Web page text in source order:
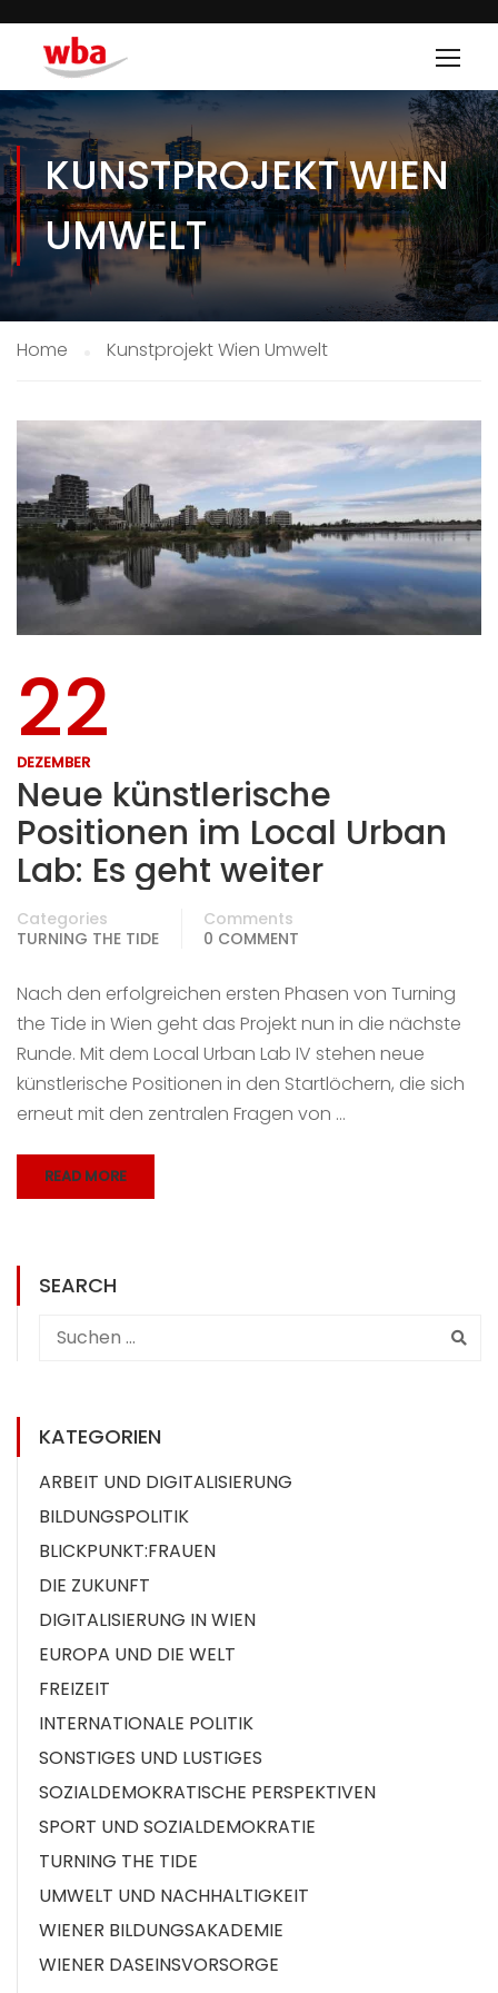
KUNSTPROJEKT WIEN
UMWELT
Home Kunstprojekt Wien Umwelt
22
DEZEMBER
Neue künstlerische
Positionen im Local Urban
Lab: Es geht weiter
Categories
TURNING THE TIDE
Comments
0 COMMENT
Nach den erfolgreichen ersten Phasen von Turning
the Tide in Wien geht das Projekt nun in die nächste
Runde. Mit dem Local Urban Lab IV stehen neue
künstlerische Positionen in den Startlöchern, die sich
erneut mit den zentralen Fragen von …
READ MORE
SEARCH
KATEGORIEN
ARBEIT UND DIGITALISIERUNG
BILDUNGSPOLITIK
BLICKPUNKT:FRAUEN
DIE ZUKUNFT
DIGITALISIERUNG IN WIEN
EUROPA UND DIE WELT
FREIZEIT
INTERNATIONALE POLITIK
SONSTIGES UND LUSTIGES
SOZIALDEMOKRATISCHE PERSPEKTIVEN
SPORT UND SOZIALDEMOKRATIE
TURNING THE TIDE
UMWELT UND NACHHALTIGKEIT
WIENER BILDUNGSAKADEMIE
WIENER DASEINSVORSORGE